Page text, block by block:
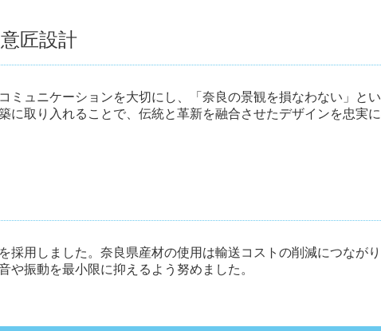
匠設計
ミュニケーションを大切にし、「奈良の景観を損なわない」と
に取り入れることで、伝統と革新を融合させたデザインを忠実に
採用しました。奈良県産材の使用は輸送コストの削減につなが
や振動を最小限に抑えるよう努めました。